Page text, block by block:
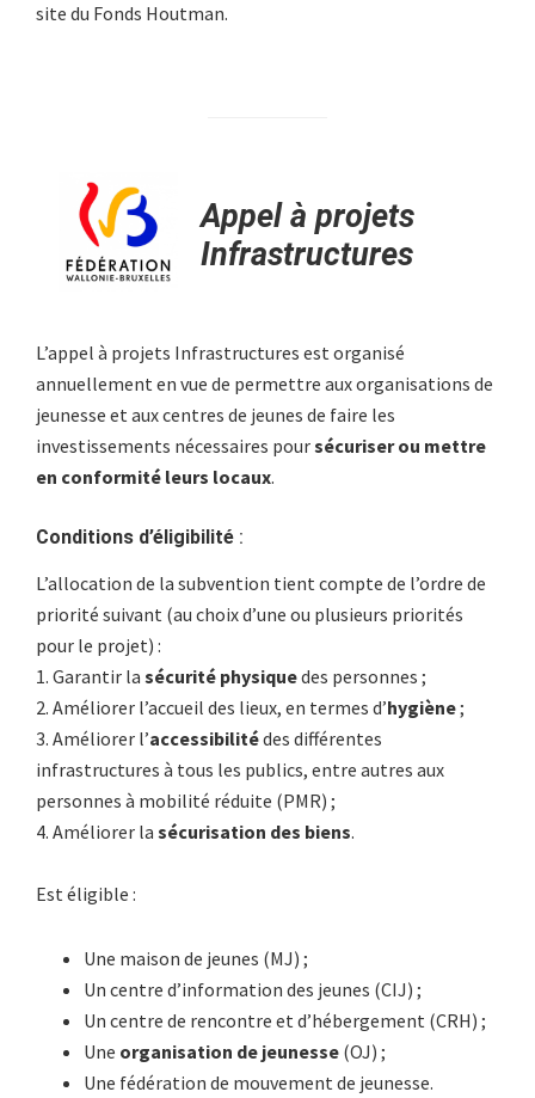
site du Fonds Houtman.
Appel à projets
Infrastructures
L’appel à projets Infrastructures est organisé
annuellement en vue de permettre aux organisations de
jeunesse et aux centres de jeunes de faire les
investissements nécessaires poursécuriser ou mettre
en conformité leurs locaux.
Conditions d’éligibilité :
L’allocation de la subvention tient compte de l’ordre de
priorité suivant (au choix d’une ou plusieurs priorités
pour le projet) :
1. Garantir la sécurité physiquedes personnes ;
2. Améliorer l’accueil des lieux, en termes d’hygiène;
3. Améliorer l’accessibilitédes différentes
infrastructures à tous les publics, entre autres aux
personnes à mobilité réduite (PMR) ;
4. Améliorer la sécurisation des biens.
Est éligible :
Une maison de jeunes (MJ) ;
Un centre d’information des jeunes (CIJ) ;
Un centre de rencontre et d’hébergement (CRH) ;
Une organisation de jeunesse (OJ) ;
Une fédération de mouvement de jeunesse.